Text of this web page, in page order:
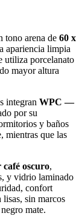
tono arena de 60 x
apariencia limpia
utiliza porcelanato
mayor altura
integran WPC —
por su
y baños
mientras que las
oscuro,
y vidrio laminado
confort
sin marcos
mate.